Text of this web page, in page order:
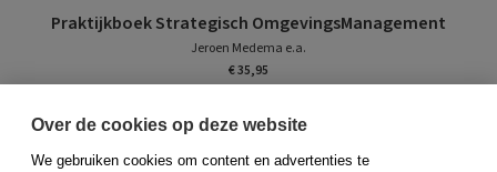
Praktijkboek Strategisch OmgevingsManagement
Jeroen Medema e.a.
€ 35,95
Over de cookies op deze website
We gebruiken cookies om content en advertenties te